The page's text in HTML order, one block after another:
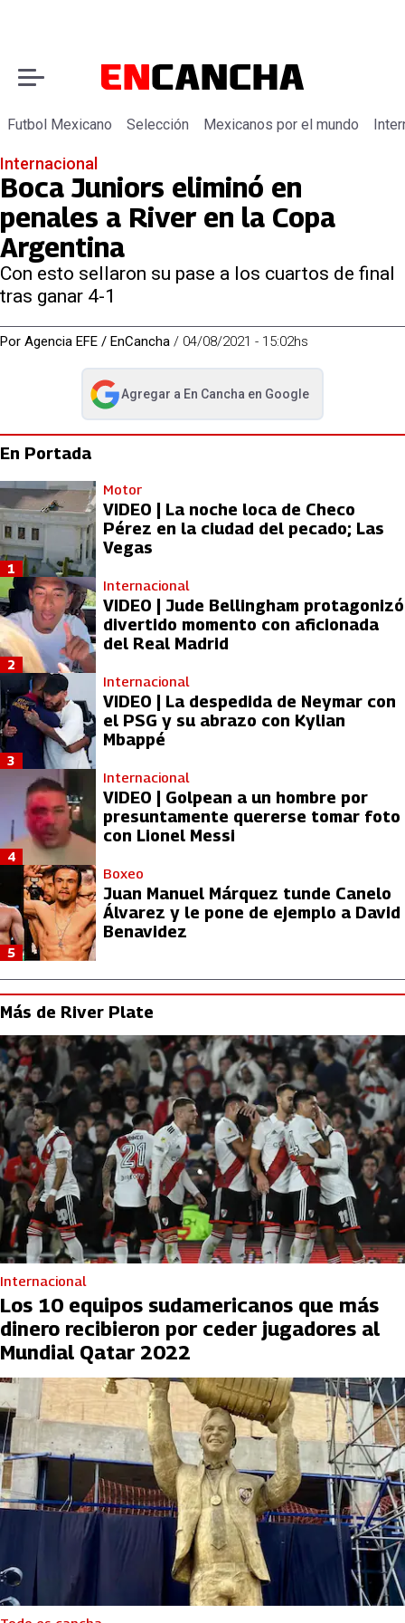
Futbol Mexicano Selección Mexicanos por el mundo
Internacional
Boca Juniors eliminó en
penales a River en la Copa
Argentina
Con esto sellaron su pase a los cuartos de final
tras ganar 4-1
Por Agencia EFE / EnCancha / 04/08/2021 - 15:02hs
Agregar a En Cancha en Google
abre en nueva pestaña
En Portada
Motor
VIDEO | La noche loca de Checo
Pérez en la ciudad del pecado; Las
Vegas
1
Internacional
VIDEO | Jude Bellingham protagonizó
divertido momento con aficionada
del Real Madrid
2
Internacional
VIDEO | La despedida de Neymar con
el PSG y su abrazo con Kylian
Mbappé
3
Internacional
VIDEO | Golpean a un hombre por
presuntamente quererse tomar foto
con Lionel Messi
4
Boxeo
Juan Manuel Márquez tunde Canelo
Álvarez y le pone de ejemplo a David
Benavidez
5
Más de River Plate
Internacional
Los 10 equipos sudamericanos que más
dinero recibieron por ceder jugadores al
Mundial Qatar 2022